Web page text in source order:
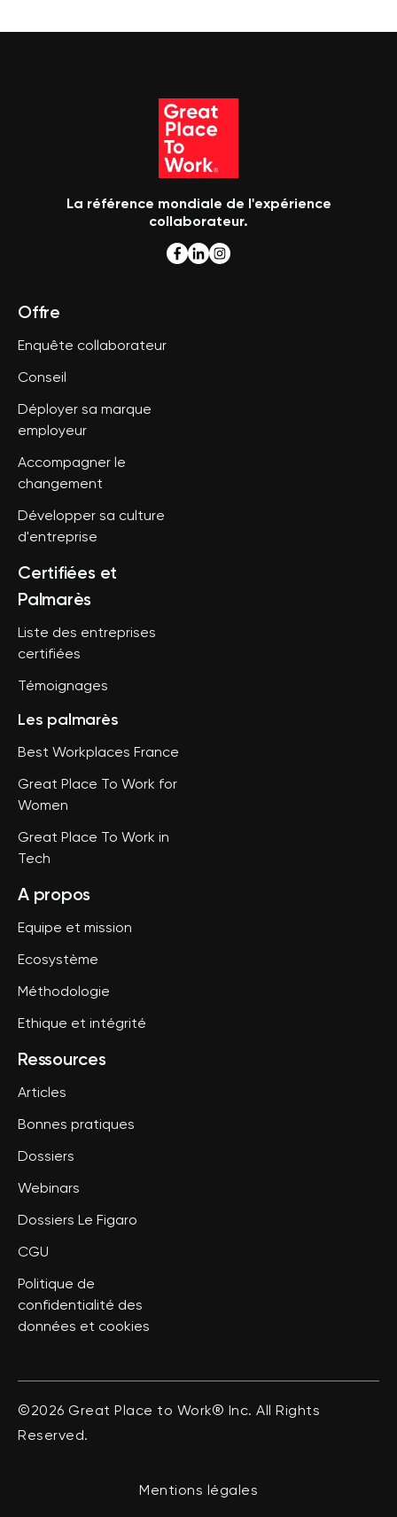
La référence mondiale de l'expérience
collaborateur.
Offre
Enquête collaborateur
Conseil
Déployer sa marque
employeur
Accompagner le
changement
Développer sa culture
d'entreprise
Certifiées et
Palmarès
Liste des entreprises
certifiées
Témoignages
Les palmarès
Best Workplaces France
Great Place To Work for
Women
Great Place To Work in
Tech
A propos
Equipe et mission
Ecosystème
Méthodologie
Ethique et intégrité
Ressources
Articles
Bonnes pratiques
Dossiers
Webinars
Dossiers Le Figaro
CGU
Politique de
confidentialité des
données et cookies
©2026 Great Place to Work® Inc. All Rights
Reserved.
Mentions légales